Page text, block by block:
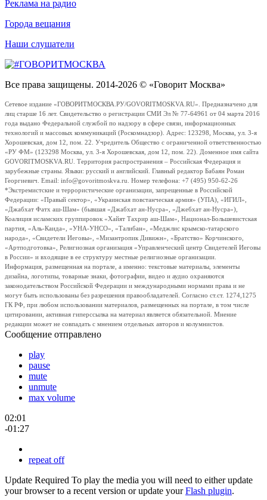
Реклама на радио
Города вещания
Наши слушатели
Все права защищены. 2014-2026 © «Говорит Москва»
Сетевое издание «ГОВОРИТМОСКВА.РУ/GOVORITMOSKVA.RU». Предназначено для
лиц старше 16 лет. Свидетельство о регистрации СМИ Эл № 77-64961 от 04 марта 2016
года выдано Федеральной службой по надзору в сфере связи, информационных
технологий и массовых коммуникаций (Роскомнадзор). Адрес: 123298, Москва, ул. 3-я
Хорошевская, дом 12, пом. 22. Учредитель Общество с ограниченной ответственностью
«РУ ФМ» (123298 Москва, ул. 3-я Хорошевская, дом 12, пом. 22). Доменное имя сайта
GOVORITMOSKVA.RU. Территория распространения – Российская Федерация и
зарубежные страны. Языки: русский и английский. Главный редактор Бабаян Роман
Георгиевич. Email: info@govoritmoskva.ru. Номер телефона: +7 (495) 950-62-26
*Экстремистские и террористические организации, запрещенные в Российской
Федерации: «Правый сектор», «Украинская повстанческая армия» (УПА), «ИГИЛ»,
«Джабхат Фатх аш-Шам» (бывшая «Джабхат ан-Нусра», «Джебхат ан-Нусра»),
Коалиция исламских группировок «Хайят Тахрир аш-Шам», Национал-Большевистская
партия, «Аль-Каида», «УНА-УНСО», «Талибан», «Меджлис крымско-татарского
народа», «Свидетели Иеговы», «Мизантропик Дивижн», «Братство» Корчинского,
«Артподготовка», Религиозная организация «Управленческий центр Свидетелей Иеговы
в России» и входящие в ее структуру местные религиозные организации.
Информация, размещенная на портале, а именно: текстовые материалы, элементы
дизайна, логотипы, товарные знаки, фотографии, видео и аудио охраняются
законодательством Российской Федерации и международными нормами права и не
могут быть использованы без разрешения правообладателей. Согласно ст.ст. 1274,1275
ГК РФ, при любом использовании материалов, размещенных на портале, в том числе
цитировании, активная гиперссылка на материал является обязательной. Мнение
редакции может не совпадать с мнением отдельных авторов и колумнистов.
Сообщение отправлено
play
pause
mute
unmute
max volume
02:01
-01:27
repeat off
Update Required To play the media you will need to either update
your browser to a recent version or update yourFlash plugin.